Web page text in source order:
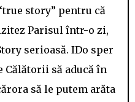
story” pentru că
Parisul într-o zi,
serioasă. IDo sper
să aducă în
să le putem arăta